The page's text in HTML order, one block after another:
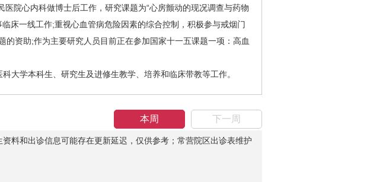
院心内科做博士后工作，研究课题为“心房颤动的现况调查与药物
床一线工作;重视心血管病危险因素的综合控制，积极参与戒烟门
资助;作为主要研究人员目前正在参加国家十一五课题一项：高血
学本科生、研究生及进修生教学、培养和临床带教等工作。
本周 下一周
资料和出诊信息可能存在更新延迟，仅供参考；常营院区出诊表维护